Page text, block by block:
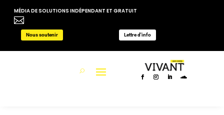
MÉDIA DE SOLUTIONS INDÉPENDANT ET GRATUIT

Nous soutenir Lettre d'info